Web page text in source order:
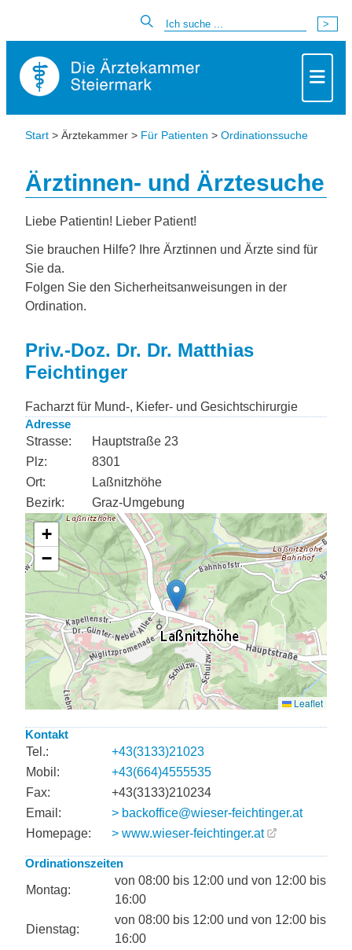
Start > Ärztekammer > Für Patienten > Ordinationssuche
Ärztinnen- und Ärztesuche
Liebe Patientin! Lieber Patient!
Sie brauchen Hilfe? Ihre Ärztinnen und Ärzte sind für
Sie da.
Folgen Sie den Sicherheitsanweisungen in der
Ordination.
Priv.-Doz. Dr. Dr. Matthias
Feichtinger
Facharzt für Mund-, Kiefer- und Gesichtschirurgie
Adresse
Strasse:
Hauptstraße 23
Plz:
8301
Ort:
Laßnitzhöhe
Bezirk:
Graz-Umgebung
Kontakt
Tel.:
+43(3133)21023
Mobil:
+43(664)4555535
Fax:
+43(3133)210234
Email:
> backoffice@wieser-feichtinger.at
Homepage:
> www.wieser-feichtinger.at
Ordinationszeiten
Montag:
von 08:00 bis 12:00 und von 12:00 bis
16:00
Dienstag:
von 08:00 bis 12:00 und von 12:00 bis
16:00